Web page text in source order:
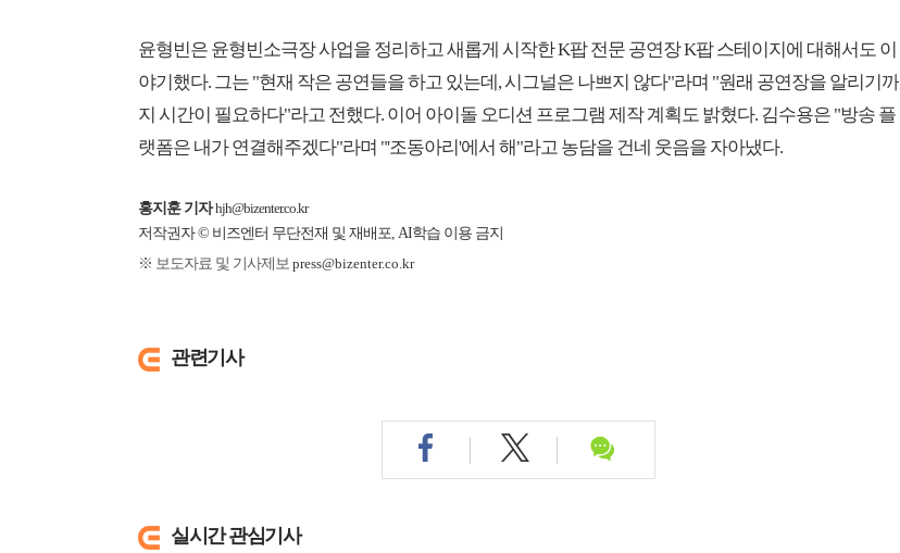
윤형빈은 윤형빈소극장 사업을 정리하고 새롭게 시작한 K팝 전문 공연장 K팝 스테이지에 대해서도 이
야기했다. 그는 "현재 작은 공연들을 하고 있는데, 시그널은 나쁘지 않다"라며 "원래 공연장을 알리기까
지 시간이 필요하다"라고 전했다. 이어 아이돌 오디션 프로그램 제작 계획도 밝혔다. 김수용은 "방송 플
랫폼은 내가 연결해주겠다"라며 "'조동아리'에서 해"라고 농담을 건네 웃음을 자아냈다.
홍지훈 기자 hjh@bizenter.co.kr
저작권자 © 비즈엔터 무단전재 및 재배포, AI학습 이용 금지
※ 보도자료 및 기사제보 press@bizenter.co.kr
관련기사
실시간 관심기사